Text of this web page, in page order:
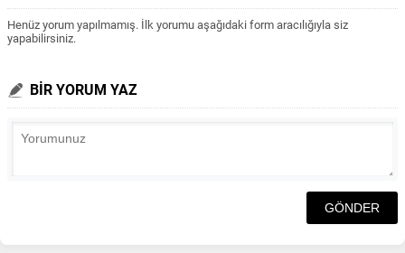
Henüz yorum yapılmamış. İlk yorumu aşağıdaki form aracılığıyla siz
yapabilirsiniz.
BİR YORUM YAZ